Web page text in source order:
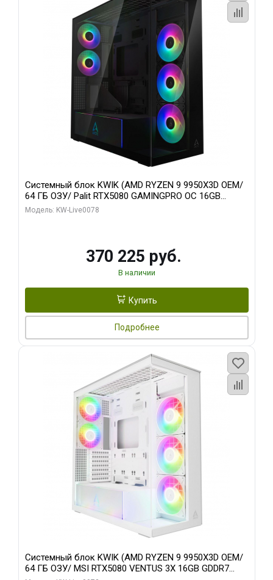
Системный блок KWIK (AMD RYZEN 9 9950X3D OEM/
64 ГБ ОЗУ/ Palit RTX5080 GAMINGPRO OC 16GB
GDDR7 256bit 3xDP HD/ 1 ТБ SSD)
Модель: KW-Live0078
370 225 руб.
В наличии
Купить
Подробнее
Системный блок KWIK (AMD RYZEN 9 9950X3D OEM/
64 ГБ ОЗУ/ MSI RTX5080 VENTUS 3X 16GB GDDR7